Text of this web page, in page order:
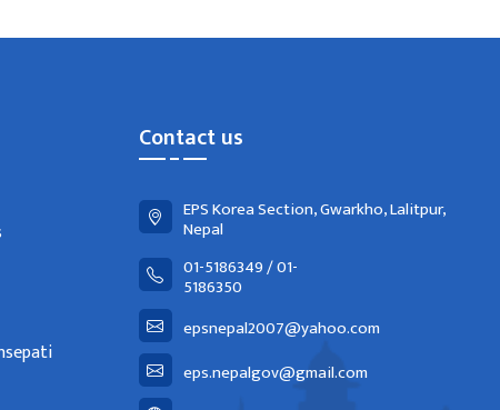
Contact us
EPS Korea Section, Gwarkho, Lalitpur,
Nepal
01-5186349 / 01-
5186350
epsnepal2007@yahoo.com
eps.nepalgov@gmail.com